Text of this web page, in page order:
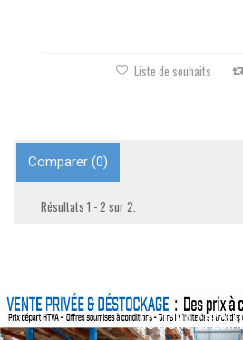
Liste de souhaits
Comparer (0)
Résultats 1 - 2 sur 2.
ACTIONS